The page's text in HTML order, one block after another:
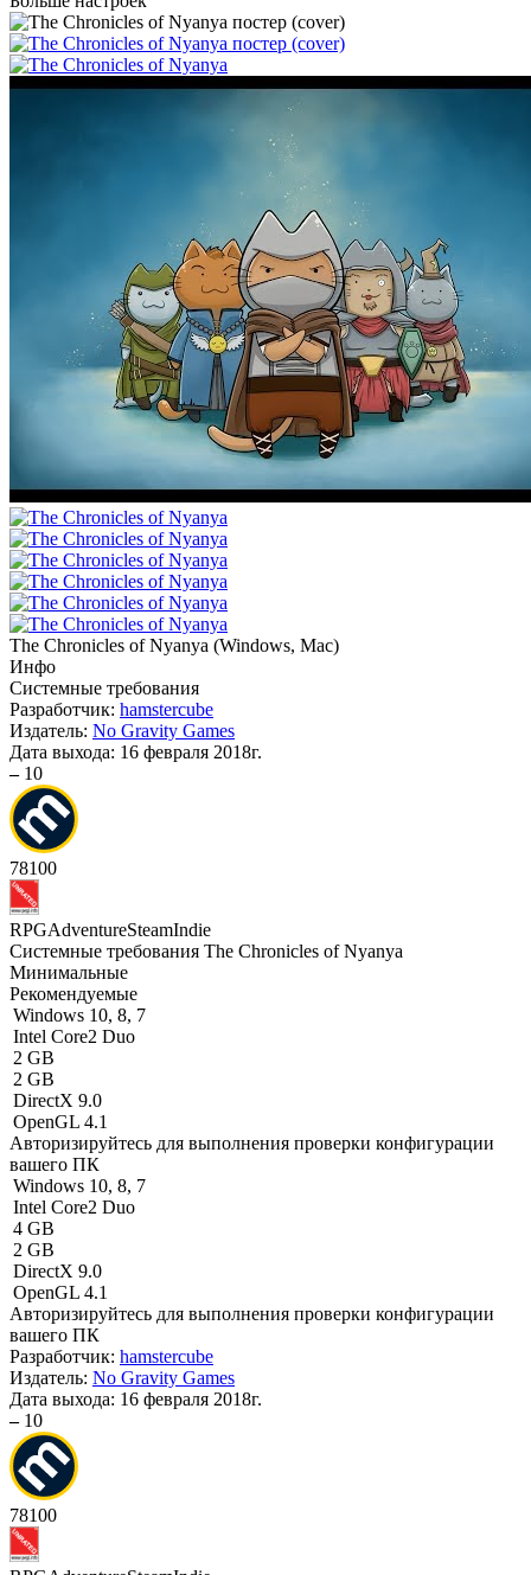
The Chronicles of Nyanya (Windows, Mac)
Инфо
Системные требования
Разработчик: hamstercube
Издатель: No Gravity Games
Дата выхода: 16 февраля 2018г.
– 10
78100
RPGAdventureSteamIndie
Системные требования The Chronicles of Nyanya
Минимальные
Рекомендуемые
Windows 10, 8, 7
Intel Core2 Duo
2 GB
2 GB
DirectX 9.0
OpenGL 4.1
Авторизируйтесь для выполнения проверки конфигурации
вашего ПК
Windows 10, 8, 7
Intel Core2 Duo
4 GB
2 GB
DirectX 9.0
OpenGL 4.1
Авторизируйтесь для выполнения проверки конфигурации
вашего ПК
Разработчик: hamstercube
Издатель: No Gravity Games
Дата выхода: 16 февраля 2018г.
– 10
78100